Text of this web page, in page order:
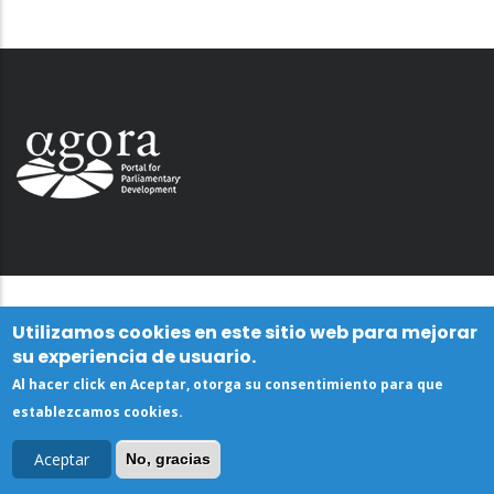
Utilizamos cookies en este sitio web para mejorar
su experiencia de usuario.
Al hacer click en Aceptar, otorga su consentimiento para que
establezcamos cookies.
Aceptar No, gracias